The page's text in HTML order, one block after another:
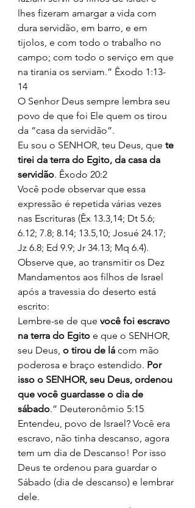
lhes fizeram amargar a vida com
dura servidão, em barro, e em
tijolos, e com todo o trabalho no
campo; com todo o serviço em que
na tirania os serviam.” Êxodo 1:13-
14
O Senhor Deus sempre lembra seu
povo de que foi Ele quem os tirou
da “casa da servidão”.
Eu sou o SENHOR, teu Deus, que te
tirei da terra do Egito, da casa da
servidão. Êxodo 20:2
Você pode observar que essa
expressão é repetida várias vezes
nas Escrituras (Êx 13.3,14; Dt 5.6;
6.12; 7.8; 8.14; 13.5,10; Josué 24.17;
Jz 6.8; Ed 9.9; Jr 34.13; Mq 6.4).
Observe que, ao transmitir os Dez
Mandamentos aos filhos de Israel
após a travessia do deserto está
escrito:
Lembre-se de que você foi escravo
na terra do Egito e que o SENHOR,
seu Deus, o tirou de lá com mão
poderosa e braço estendido. Por
isso o SENHOR, seu Deus, ordenou
que você guardasse o dia de
sábado.” Deuteronômio 5:15
Entendeu, povo de Israel? Você era
escravo, não tinha descanso, agora
tem um dia de Descanso! Por isso
Deus te ordenou para guardar o
Sábado (dia de descanso) e lembrar
dele.